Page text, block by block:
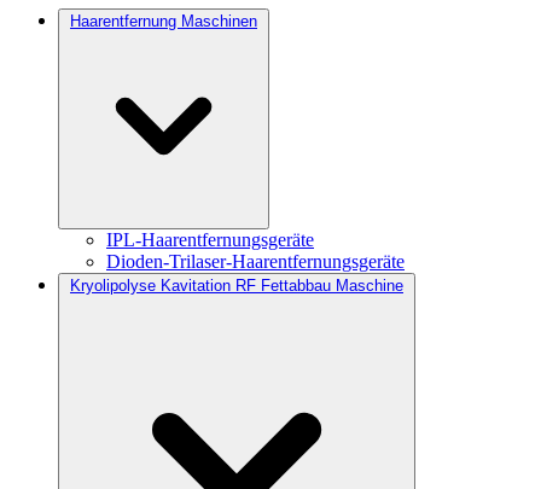
Haarentfernung Maschinen
IPL-Haarentfernungsgeräte
Dioden-Trilaser-Haarentfernungsgeräte
Kryolipolyse Kavitation RF Fettabbau Maschine